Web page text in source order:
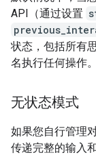
API（通过设置
状态，包括所有
名执行任何操作
无状态模式
如果您自行管理
传递完整的输入